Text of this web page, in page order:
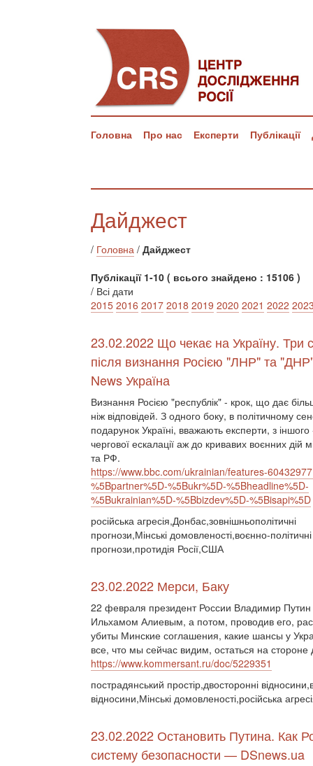
Головна Про нас Експерти Публікації
Дайджест
/ Головна / Дайджест
Публікації 1-10 ( всього знайдено : 15106 )
/ Всі дати
2015 2016 2017 2018 2019 2020 2021 2022
23.02.2022 Що чекає на Україну. Три
після визнання Росією "ЛНР" та
News Україна
Визнання Росією "республік" - крок, що дає
ніж відповідей. З одного боку, в політичному
подарунок Україні, вважають експерти, з іншого
чергової ескалації аж до кривавих воєнних дій
та РФ.
https://www.bbc.com/ukrainian/features-
%5Bpartner%5D-%5Bukr%5D-%5Bheadline%5D-
%5Bukrainian%5D-%5Bbizdev%5D-%5Bisapi%5D
російська агресія,Донбас,зовнішньополітичні
прогнози,Мінські домовленості,воєнно-політичні
прогнози,протидія Росії,США
23.02.2022 Мерси, Баку
22 февраля президент России Владимир
Ильхамом Алиевым, а потом, проводив его,
убиты Минские соглашения, какие шансы у
все, что мы сейчас видим, остаться на стороне
https://www.kommersant.ru/doc/5229351
пострадянський простір,двосторонні
відносини,Мінські домовленості,російська
23.02.2022 Остановить Путина. Как
систему безопасности — DSnews.ua